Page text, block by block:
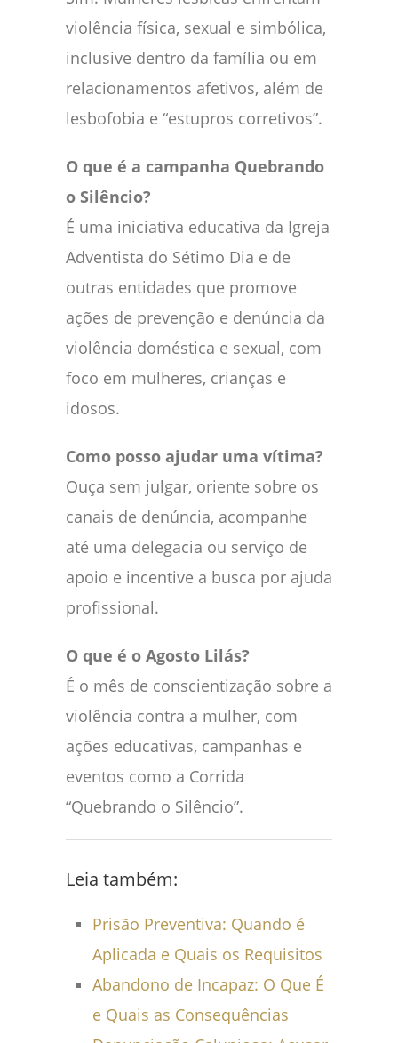
violência física, sexual e simbólica,
inclusive dentro da família ou em
relacionamentos afetivos, além de
lesbofobia e “estupros corretivos”.
O que é a campanha Quebrando
o Silêncio?
É uma iniciativa educativa da Igreja
Adventista do Sétimo Dia e de
outras entidades que promove
ações de prevenção e denúncia da
violência doméstica e sexual, com
foco em mulheres, crianças e
idosos.
Como posso ajudar uma vítima?
Ouça sem julgar, oriente sobre os
canais de denúncia, acompanhe
até uma delegacia ou serviço de
apoio e incentive a busca por ajuda
profissional.
O que é o Agosto Lilás?
É o mês de conscientização sobre a
violência contra a mulher, com
ações educativas, campanhas e
eventos como a Corrida
“Quebrando o Silêncio”.
Leia também:
Prisão Preventiva: Quando é
Aplicada e Quais os Requisitos
Abandono de Incapaz: O Que É
e Quais as Consequências